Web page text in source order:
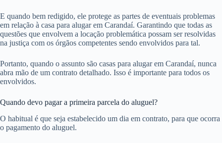
E quando bem redigido, ele protege as partes de eventuais problemas
em relação à casa para alugar em Carandaí. Garantindo que todas as
questões que envolvem a locação problemática possam ser resolvidas
na justiça com os órgãos competentes sendo envolvidos para tal.
Portanto, quando o assunto são casas para alugar em Carandaí, nunca
abra mão de um contrato detalhado. Isso é importante para todos os
envolvidos.
Quando devo pagar a primeira parcela do aluguel?
O habitual é que seja estabelecido um dia em contrato, para que ocorra
o pagamento do aluguel.